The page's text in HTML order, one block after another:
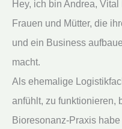
Hey, ich bin Andrea,
Frauen und Mütter, die
und ein Business
macht.
Als ehemalige
anfühlt, zu funktionieren,
Bioresonanz-Praxis